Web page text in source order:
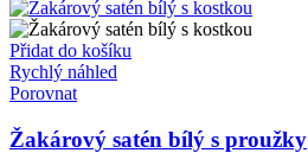
Přidat do košíku
Rychlý náhled
Porovnat
Žakárový satén bílý s proužky